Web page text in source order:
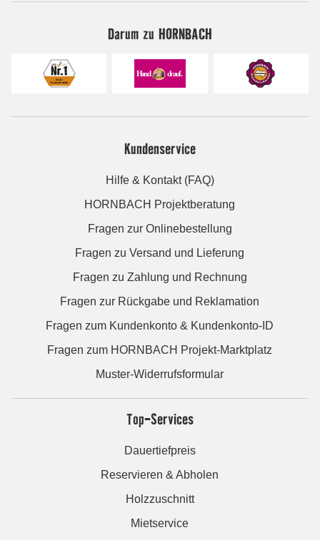
Darum zu HORNBACH
Kundenservice
Hilfe & Kontakt (FAQ)
HORNBACH Projektberatung
Fragen zur Onlinebestellung
Fragen zu Versand und Lieferung
Fragen zu Zahlung und Rechnung
Fragen zur Rückgabe und Reklamation
Fragen zum Kundenkonto & Kundenkonto-ID
Fragen zum HORNBACH Projekt-Marktplatz
Muster-Widerrufsformular
Top-Services
Dauertiefpreis
Reservieren & Abholen
Holzzuschnitt
Mietservice